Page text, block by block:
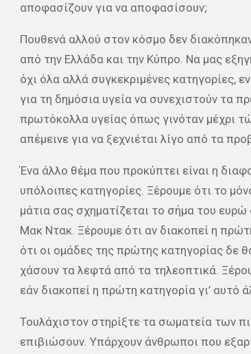
αποφασίζουν για να αποφασίσουν;
Πουθενά αλλού στον κόσμο δεν
από την Ελλάδα και την Κύπρο. Να μας
όχι όλα αλλά συγκεκριμένες κατηγορίες,
για τη δημόσια υγεία να συνεχιστούν τα
πρωτόκολλα υγείας όπως γινόταν μέχρι
απέμεινε για να ξεχνιέται λίγο από τα
Ένα άλλο θέμα που προκύπτει είναι η
υπόλοιπες κατηγορίες. Ξέρουμε ότι το
μάτια σας σχηματίζεται το σήμα του
Μακ Ντακ. Ξέρουμε ότι αν διακοπεί η
ότι οι ομάδες της πρώτης κατηγορίας
χάσουν τα λεφτά από τα τηλεοπτικά.
εάν διακοπεί η πρώτη κατηγορία γι’ αυτό
Τουλάχιστον στηρίξτε τα σωματεία των
επιβιώσουν. Υπάρχουν άνθρωποι που